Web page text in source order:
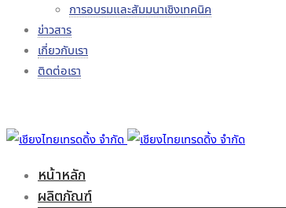
การอบรมและสัมมนาเชิงเทคนิค
ข่าวสาร
เกี่ยวกับเรา
ติดต่อเรา
หน้าหลัก
ผลิตภัณฑ์